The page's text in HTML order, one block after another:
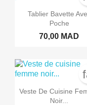
Tablier Bavette
Poche
70,00 MAD
Veste De Cuisine
Noir...